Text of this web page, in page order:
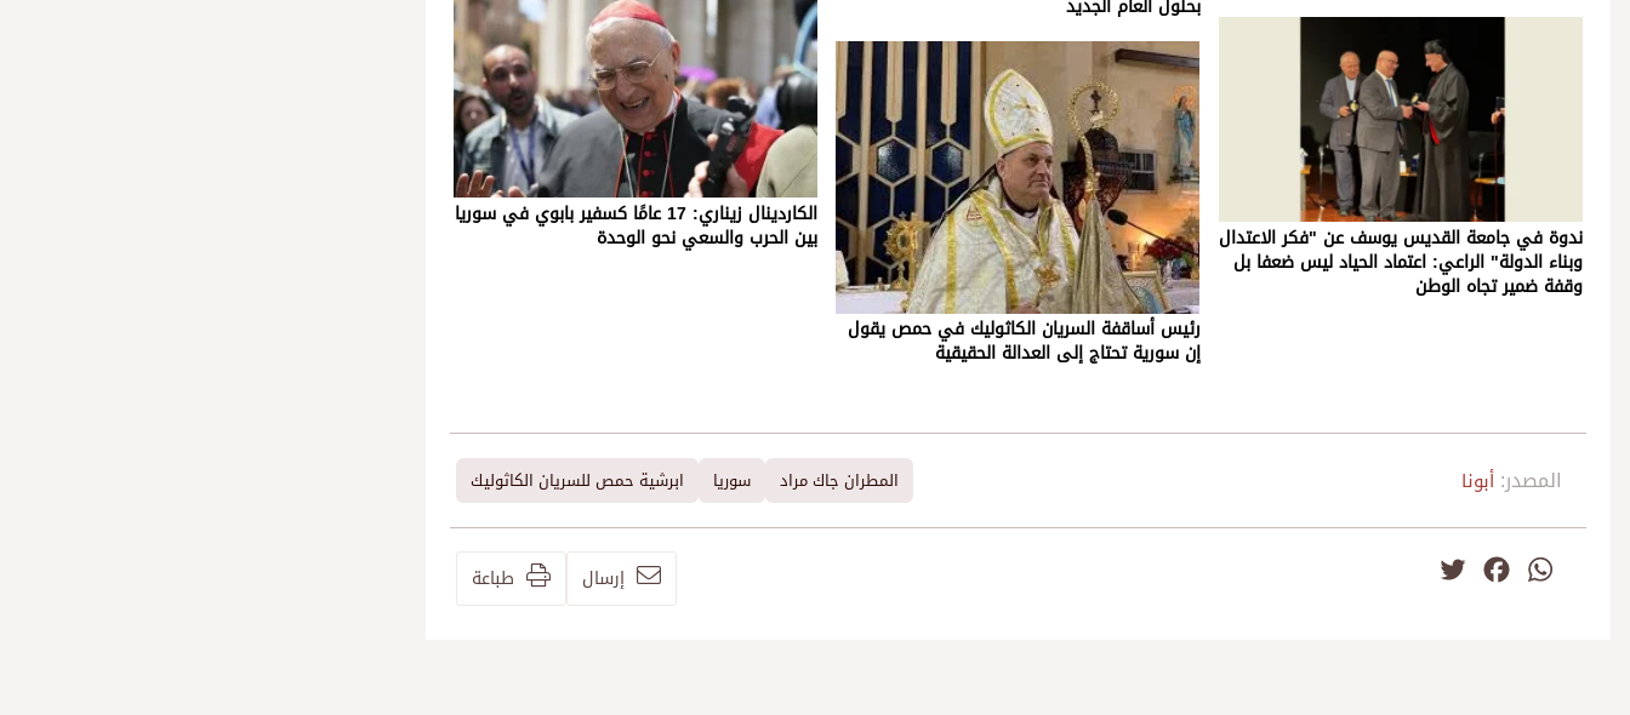
ندوة في جامعة القديس يوسف عن "فكر الاعتدال
وبناء الدولة" الراعي: اعتماد الحياد ليس ضعفا بل
وقفة ضمير تجاه الوطن
بحلول العام الجديد
رئيس أساقفة السريان الكاثوليك في حمص يقول
إن سورية تحتاج إلى العدالة الحقيقية
الكاردينال زيناري: 17 عامًا كسفير بابوي في سوريا
بين الحرب والسعي نحو الوحدة
المصدر: أبونا المطران جاك مراد سوريا ابرشية حمص للسريان الكاثوليك
WhatsApp
Facebook إرسال طباعة